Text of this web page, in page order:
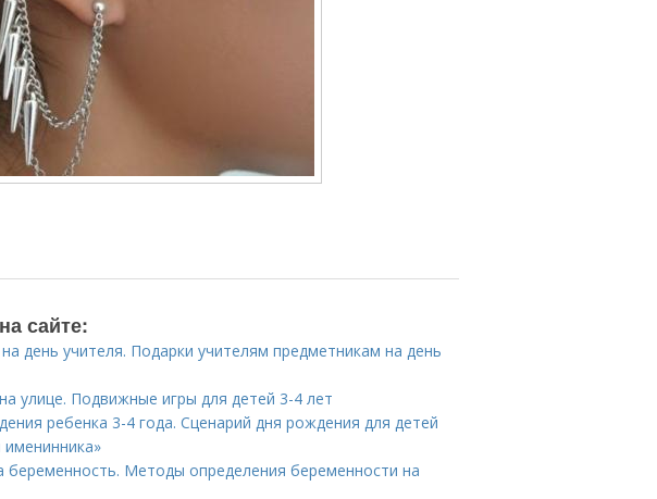
сайте:
день учителя. Подарки учителям предметникам на день
улице. Подвижные игры для детей 3-4 лет
ребенка 3-4 года. Сценарий дня рождения для детей
именинника»
беременность. Методы определения беременности на